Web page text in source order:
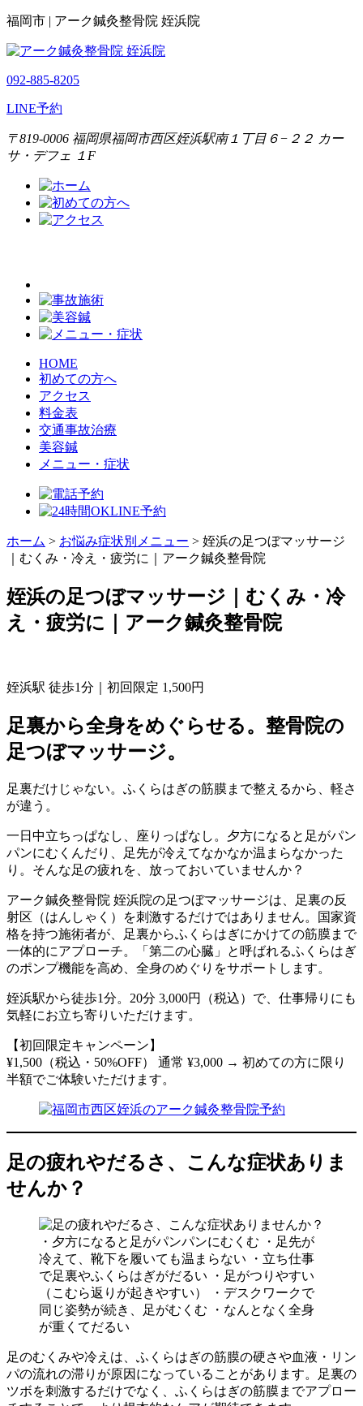
福岡市 | アーク鍼灸整骨院 姪浜院
092-885-8205
LINE予約
〒819-0006 福岡県福岡市西区姪浜駅南１丁目６−２２ カー
サ・デフェ １F
HOME
初めての方へ
アクセス
料金表
交通事故治療
美容鍼
メニュー・症状
ホーム > お悩み症状別メニュー > 姪浜の足つぼマッサージ
｜むくみ・冷え・疲労に｜アーク鍼灸整骨院
姪浜の足つぼマッサージ｜むくみ・冷
え・疲労に｜アーク鍼灸整骨院
姪浜駅 徒歩1分｜初回限定 1,500円
足裏から全身をめぐらせる。整骨院の
足つぼマッサージ。
足裏だけじゃない。ふくらはぎの筋膜まで整えるから、軽さ
が違う。
一日中立ちっぱなし、座りっぱなし。夕方になると足がパン
パンにむくんだり、足先が冷えてなかなか温まらなかった
り。そんな足の疲れを、放っておいていませんか？
アーク鍼灸整骨院 姪浜院の足つぼマッサージは、足裏の反
射区（はんしゃく）を刺激するだけではありません。国家資
格を持つ施術者が、足裏からふくらはぎにかけての筋膜まで
一体的にアプローチ。「第二の心臓」と呼ばれるふくらはぎ
のポンプ機能を高め、全身のめぐりをサポートします。
姪浜駅から徒歩1分。20分 3,000円（税込）で、仕事帰りにも
気軽にお立ち寄りいただけます。
【初回限定キャンペーン】
¥1,500（税込・50%OFF） 通常 ¥3,000 → 初めての方に限り
半額でご体験いただけます。
足の疲れやだるさ、こんな症状ありま
せんか？
足のむくみや冷えは、ふくらはぎの筋膜の硬さや血液・リン
パの流れの滞りが原因になっていることがあります。足裏の
ツボを刺激するだけでなく、ふくらはぎの筋膜までアプロー